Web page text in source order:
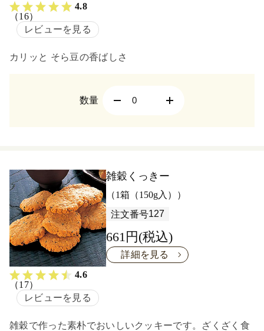
4.8
（16）
レビューを見る
カリッと そら豆の香ばしさ
数量
4.6
（17）
レビューを見る
雑穀くっきー
（1箱（150g入））
注文番号127
661円(税込)
詳細を見る
雑穀で作った素朴でおいしいクッキーです。ざくざく食